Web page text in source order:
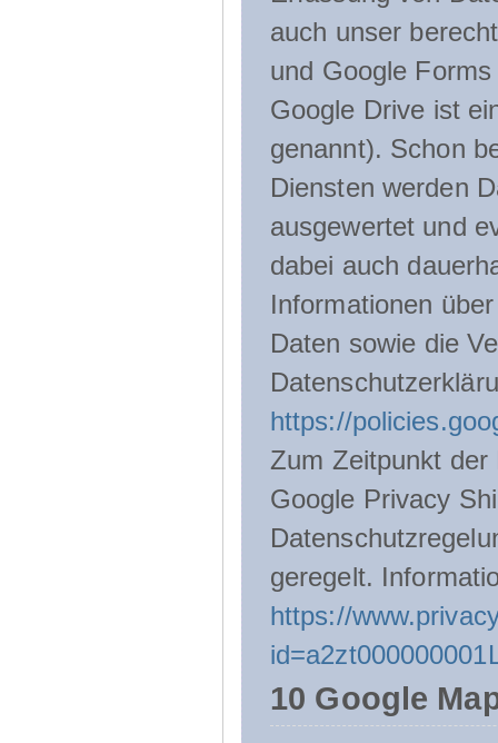
auch unser
und Google
Google Drive ist
genannt). Schon
Diensten werden
ausgewertet und
dabei auch
Informationen
Daten sowie die
https://
Zum Zeitpunkt der
Google Privacy
geregelt.
https://
10 Google